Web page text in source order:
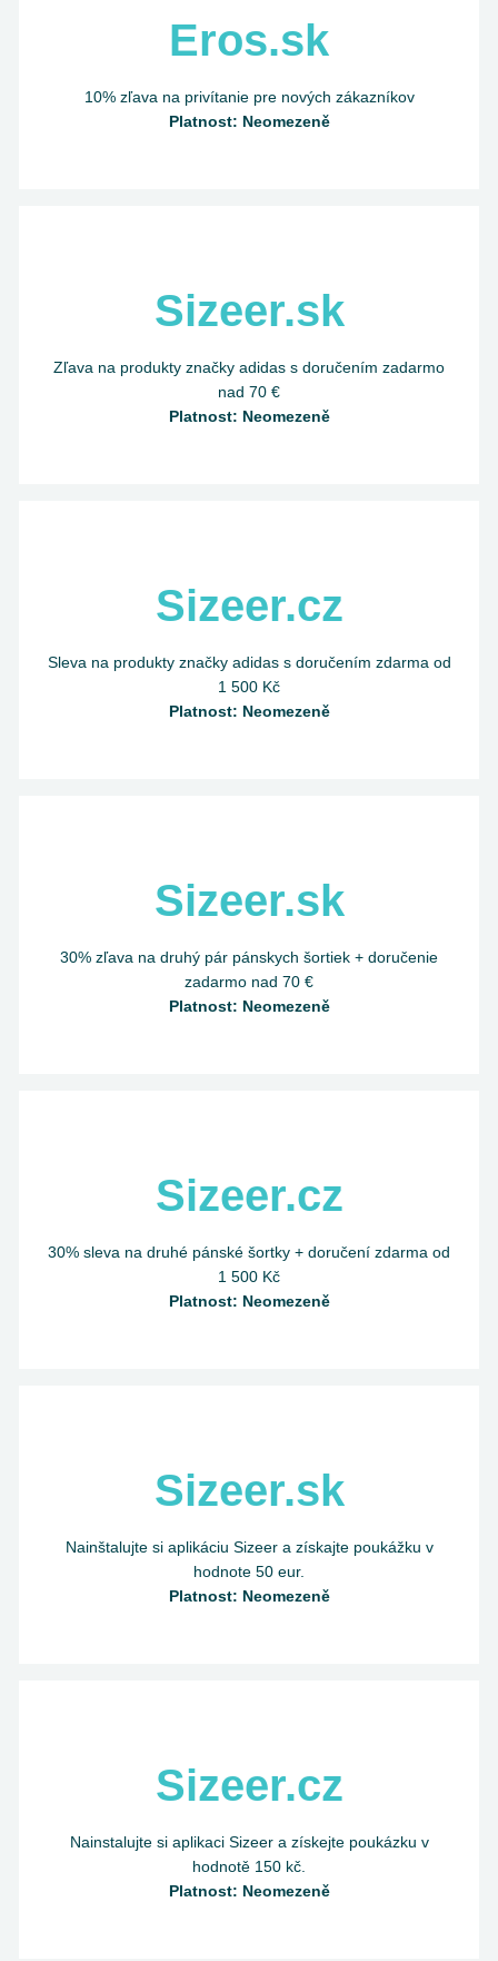
Eros.sk
10% zľava na privítanie pre nových zákazníkov
Platnost: Neomezeně
Sizeer.sk
Zľava na produkty značky adidas s doručením zadarmo
nad 70 €
Platnost: Neomezeně
Sizeer.cz
Sleva na produkty značky adidas s doručením zdarma od
1 500 Kč
Platnost: Neomezeně
Sizeer.sk
30% zľava na druhý pár pánskych šortiek + doručenie
zadarmo nad 70 €
Platnost: Neomezeně
Sizeer.cz
30% sleva na druhé pánské šortky + doručení zdarma od
1 500 Kč
Platnost: Neomezeně
Sizeer.sk
Nainštalujte si aplikáciu Sizeer a získajte poukážku v
hodnote 50 eur.
Platnost: Neomezeně
Sizeer.cz
Nainstalujte si aplikaci Sizeer a získejte poukázku v
hodnotě 150 kč.
Platnost: Neomezeně